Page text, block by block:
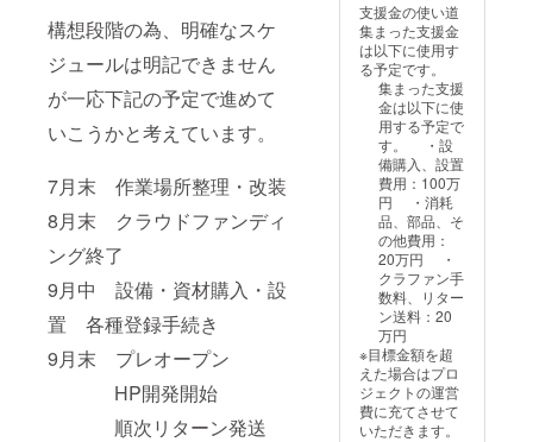
構想段階の為、明確なスケ
ジュールは明記できません
が一応下記の予定で進めて
いこうかと考えています。
7月末 作業場所整理・改装
8月末 クラウドファンディ
ング終了
9月中 設備・資材購入・設
置 各種登録手続き
9月末 プレオープン
HP開発開始
順次リターン発送
支援金の使い道
集まった支援金
は以下に使用す
る予定です。
集まった支援
金は以下に使
用する予定で
す。 ・設
備購入、設置
費用：100万
円 ・消耗
品、部品、そ
の他費用：
20万円 ・
クラファン手
数料、リター
ン送料：20
万円
※目標金額を超
えた場合はプロ
ジェクトの運営
費に充てさせて
いただきます。